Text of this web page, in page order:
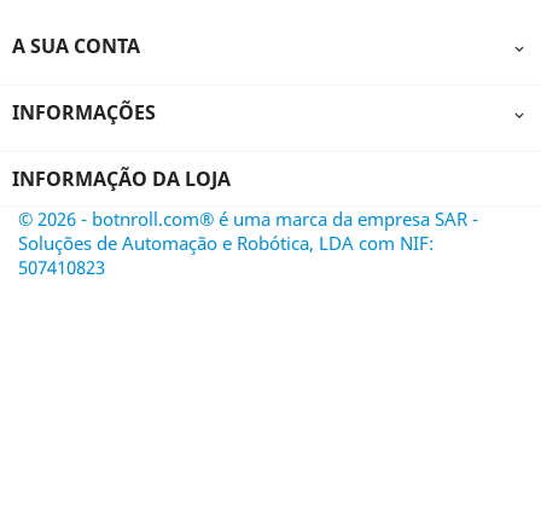
A SUA CONTA 
INFORMAÇÕES 
INFORMAÇÃO DA LOJA
© 2026 - botnroll.com® é uma marca da empresa SAR -
Soluções de Automação e Robótica, LDA com NIF:
507410823